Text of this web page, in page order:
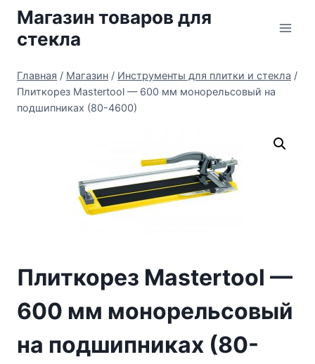
Перейти
содержимому
Магазин товаров для
стекла
Главная / Магазин / Инструменты для плитки и стекла /
Плиткорез Mastertool — 600 мм монорельсовый на
подшипниках (80-4600)
Плиткорез Mastertool —
600 мм монорельсовый
на подшипниках (80-